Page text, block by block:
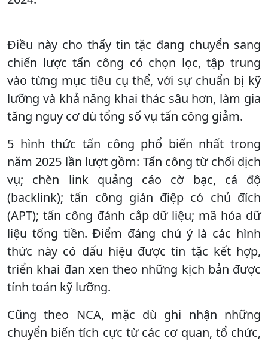
Điều này cho thấy tin tặc đang chuyển sang
chiến lược tấn công có chọn lọc, tập trung
vào từng mục tiêu cụ thể, với sự chuẩn bị kỹ
lưỡng và khả năng khai thác sâu hơn, làm gia
tăng nguy cơ dù tổng số vụ tấn công giảm.
5 hình thức tấn công phổ biến nhất trong
năm 2025 lần lượt gồm: Tấn công từ chối dịch
vụ; chèn link quảng cáo cờ bạc, cá độ
(backlink); tấn công gián điệp có chủ đích
(APT); tấn công đánh cắp dữ liệu; mã hóa dữ
liệu tống tiền. Điểm đáng chú ý là các hình
thức này có dấu hiệu được tin tặc kết hợp,
triển khai đan xen theo những kịch bản được
tính toán kỹ lưỡng.
Cũng theo NCA, mặc dù ghi nhận những
chuyển biến tích cực từ các cơ quan, tổ chức,